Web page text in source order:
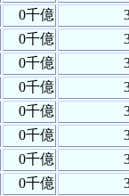
0千億
0千億
0千億
0千億
0千億
0千億
0千億
0千億